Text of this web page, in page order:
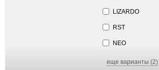
LIZARDO
RST
NEO
еще варианты (2)